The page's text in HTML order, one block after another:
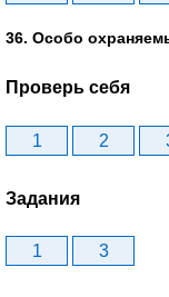
36. Особо
Проверь себя
1 2
Задания
1 3